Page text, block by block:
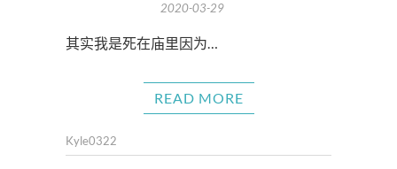
2020-03-29
其实我是死在庙里因为…
READ MORE
Kyle0322